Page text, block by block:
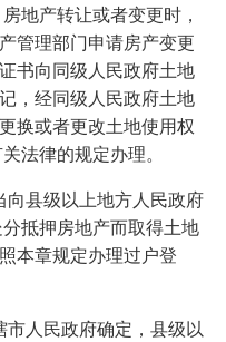
地产转让或者变更时，
管理部门申请房产变更
书向同级人民政府土地
，经同级人民政府土地
换或者更改土地使用权
法律的规定办理。
县级以上地方人民政府
抵押房地产而取得土地
本章规定办理过户登
人民政府确定，县级以